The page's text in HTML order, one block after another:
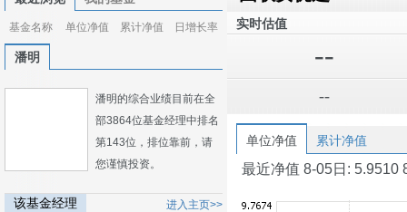
基金名称 单位净值 累计净值 日增长率
潘明
潘明的综合业绩目前在全
部3864位基金经理中排名
第143位，排位靠前，请
您谨慎投资。
该基金经理 进入主页>>
实时估值
--
--
单位净值 累计净值
最近净值 8-05日: 5.9510